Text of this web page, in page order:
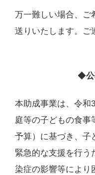
万一難しい場合、ご
送りいたします。ご
◆
本助成事業は、令和
庭等の子どもの食事
予算）に基づき、子
緊急的な支援を行う
染症の影響等により